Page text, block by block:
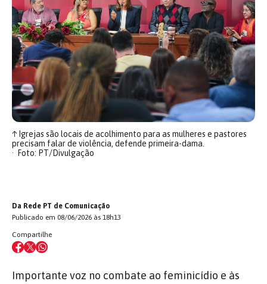
↑Igrejas são locais de acolhimento para as mulheres e pastores
precisam falar de violência, defende primeira-dama.
Foto: PT/Divulgação
Da Rede PT de Comunicação
Publicado em 08/06/2026 às 18h13
Compartilhe
Importante voz no combate ao feminicídio e às